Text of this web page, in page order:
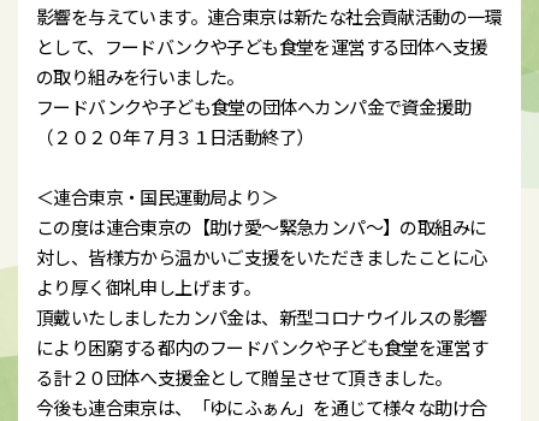
影響を与えています。連合東京は新たな社会貢献活動の一環
として、フードバンクや子ども食堂を運営する団体へ支援
の取り組みを行いました。
フードバンクや子ども食堂の団体へカンパ金で資金援助
（２０２０年７月３１日活動終了）
＜連合東京・国民運動局より＞
この度は連合東京の【助け愛～緊急カンパ～】の取組みに
対し、皆様方から温かいご支援をいただきましたことに心
より厚く御礼申し上げます。
頂戴いたしましたカンパ金は、新型コロナウイルスの影響
により困窮する都内のフードバンクや子ども食堂を運営す
る計２０団体へ支援金として贈呈させて頂きました。
今後も連合東京は、「ゆにふぁん」を通じて様々な助け合